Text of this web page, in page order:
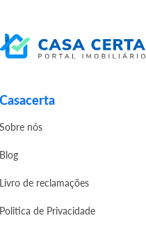
Casacerta
Sobre nós
Blog
Livro de reclamações
Politica de Privacidade